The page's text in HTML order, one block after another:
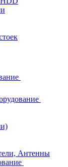
Антенны